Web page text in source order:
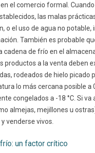
el comercio formal.
las malas
o el uso de agua no potable,
También es probable
cadena de frío en el
productos a la venta deben
rodeados de hielo picado
lo más cercana posible a
congelados a -18 °C. Si va
almejas, mejillones u
venderse vivos.
un factor crítico